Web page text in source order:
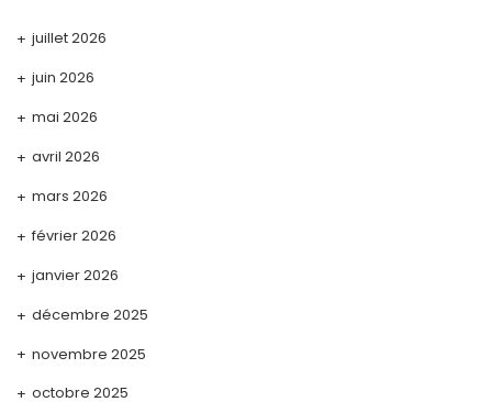
juillet 2026
juin 2026
mai 2026
avril 2026
mars 2026
février 2026
janvier 2026
décembre 2025
novembre 2025
octobre 2025